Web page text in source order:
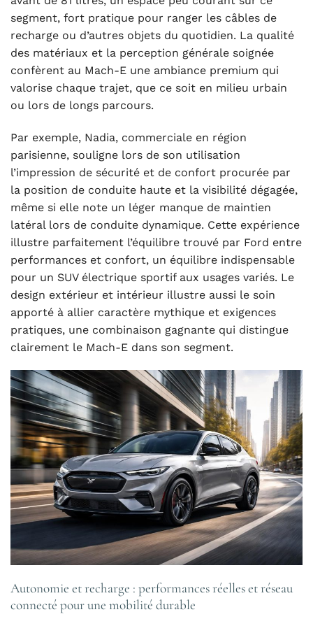
segment, fort pratique pour ranger les câbles de
recharge ou d’autres objets du quotidien. La qualité
des matériaux et la perception générale soignée
confèrent au Mach-E une ambiance premium qui
valorise chaque trajet, que ce soit en milieu urbain
ou lors de longs parcours.
Par exemple, Nadia, commerciale en région
parisienne, souligne lors de son utilisation
l’impression de sécurité et de confort procurée par
la position de conduite haute et la visibilité dégagée,
même si elle note un léger manque de maintien
latéral lors de conduite dynamique. Cette expérience
illustre parfaitement l’équilibre trouvé par Ford entre
performances et confort, un équilibre indispensable
pour un SUV électrique sportif aux usages variés. Le
design extérieur et intérieur illustre aussi le soin
apporté à allier caractère mythique et exigences
pratiques, une combinaison gagnante qui distingue
clairement le Mach-E dans son segment.
Autonomie et recharge : performances réelles et réseau
connecté pour une mobilité durable